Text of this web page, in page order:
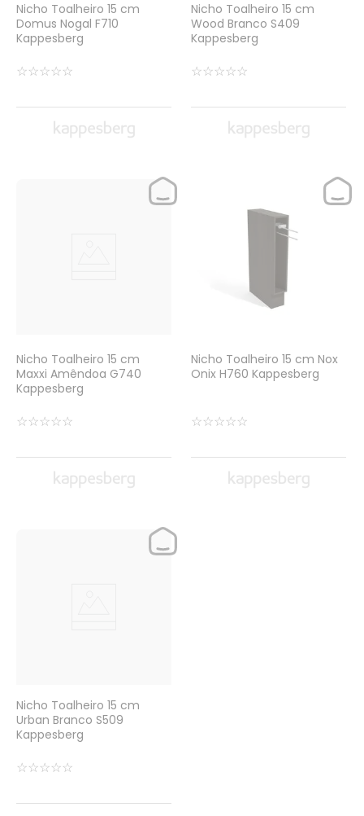
Nicho Toalheiro 15 cm
Domus Nogal F710
Kappesberg
☆☆☆☆☆
Nicho Toalheiro 15 cm
Wood Branco S409
Kappesberg
☆☆☆☆☆
Nicho Toalheiro 15 cm
Maxxi Amêndoa G740
Kappesberg
☆☆☆☆☆
Nicho Toalheiro 15 cm Nox
Onix H760 Kappesberg
☆☆☆☆☆
Nicho Toalheiro 15 cm
Urban Branco S509
Kappesberg
☆☆☆☆☆